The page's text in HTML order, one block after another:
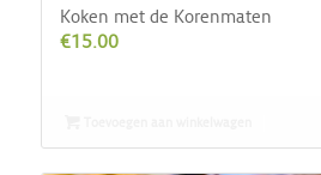
Koken met de Korenmaten
€15.00